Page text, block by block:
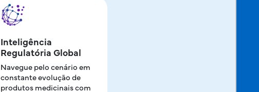
Inteligência
Regulatória Global
Navegue pelo cenário em
constante evolução de
produtos medicinais com